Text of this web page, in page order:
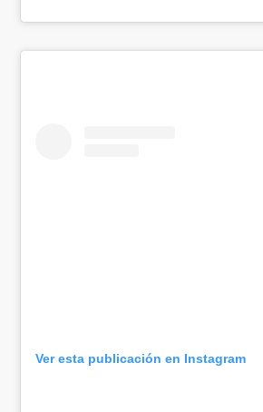
Ver esta publicación en Instagram